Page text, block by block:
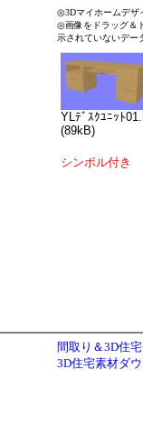
◎3Dマイホームデザ
◎画像をドラッグ＆
示されていないデー
YLﾃﾞｽｸﾕﾆｯﾄ
(89kB)
シンボル付き
間取り＆3D住
3D住宅素材ダ